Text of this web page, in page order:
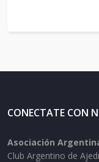
CONECTATE CON
Asociación
Club Argentino de